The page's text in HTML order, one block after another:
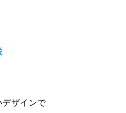
デザインで